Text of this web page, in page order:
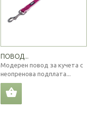
ПОВОД...
Модерен повод за кучета с
неопренова подплата...